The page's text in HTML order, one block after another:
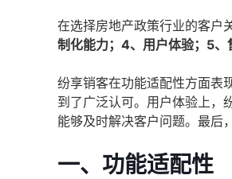
在选择房地产政策行业的客户
制化能力；4、用户体验；5、
纷享销客在功能适配性方面表
到了广泛认可。用户体验上，
能够及时解决客户问题。最后
一、功能适配性